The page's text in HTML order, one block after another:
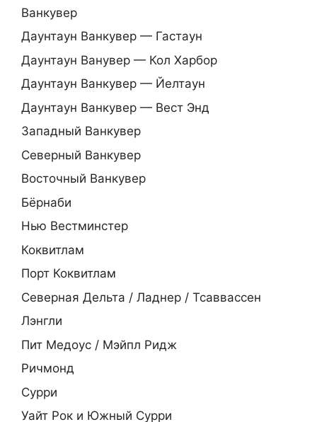
Ванкувер
Даунтаун Ванкувер — Гастаун
Даунтаун Ванувер — Кол Харбор
Даунтаун Ванкувер — Йелтаун
Даунтаун Ванкувер — Вест Энд
Западный Ванкувер
Северный Ванкувер
Восточный Ванкувер
Бёрнаби
Нью Вестминстер
Коквитлам
Порт Коквитлам
Северная Дельта / Ладнер / Тсаввассен
Лэнгли
Пит Медоус / Мэйпл Ридж
Ричмонд
Сурри
Уайт Рок и Южный Сурри